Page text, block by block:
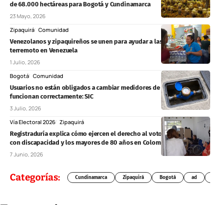
de 68.000 hectáreas para Bogotá y Cundinamarca
23 Mayo, 2026
Zipaquirá Comunidad
Venezolanos y zipaquireños se unen para ayudar a las víctimas del
terremoto en Venezuela
1 Julio, 2026
Bogotá Comunidad
Usuarios no están obligados a cambiar medidores de agua, luz o gas si
funcionan correctamente: SIC
3 Julio, 2026
Vía Electoral 2026 Zipaquirá
Registraduría explica cómo ejercen el derecho al voto las personas
con discapacidad y los mayores de 80 años en Colombia
7 Junio, 2026
Categorías: Cundinamarca Zipaquirá Bogotá ad